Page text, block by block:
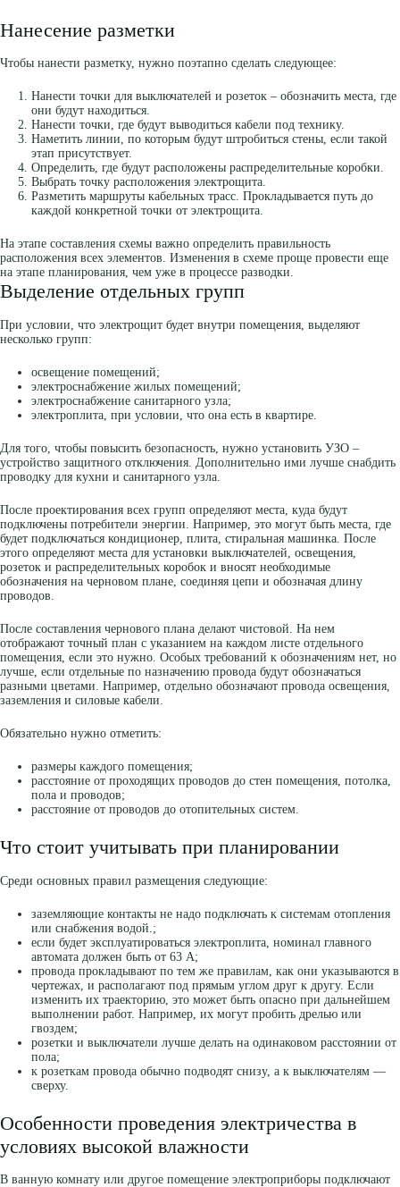
Нанесение разметки
Чтобы нанести разметку, нужно поэтапно сделать следующее:
Нанести точки для выключателей и розеток – обозначить места, где
они будут находиться.
Нанести точки, где будут выводиться кабели под технику.
Наметить линии, по которым будут штробиться стены, если такой
этап присутствует.
Определить, где будут расположены распределительные коробки.
Выбрать точку расположения электрощита.
Разметить маршруты кабельных трасс. Прокладывается путь до
каждой конкретной точки от электрощита.
На этапе составления схемы важно определить правильность
расположения всех элементов. Изменения в схеме проще провести еще
на этапе планирования, чем уже в процессе разводки.
Выделение отдельных групп
При условии, что электрощит будет внутри помещения, выделяют
несколько групп:
освещение помещений;
электроснабжение жилых помещений;
электроснабжение санитарного узла;
электроплита, при условии, что она есть в квартире.
Для того, чтобы повысить безопасность, нужно установить УЗО –
устройство защитного отключения. Дополнительно ими лучше снабдить
проводку для кухни и санитарного узла.
После проектирования всех групп определяют места, куда будут
подключены потребители энергии. Например, это могут быть места, где
будет подключаться кондиционер, плита, стиральная машинка. После
этого определяют места для установки выключателей, освещения,
розеток и распределительных коробок и вносят необходимые
обозначения на черновом плане, соединяя цепи и обозначая длину
проводов.
После составления чернового плана делают чистовой. На нем
отображают точный план с указанием на каждом листе отдельного
помещения, если это нужно. Особых требований к обозначениям нет, но
лучше, если отдельные по назначению провода будут обозначаться
разными цветами. Например, отдельно обозначают провода освещения,
заземления и силовые кабели.
Обязательно нужно отметить:
размеры каждого помещения;
расстояние от проходящих проводов до стен помещения, потолка,
пола и проводов;
расстояние от проводов до отопительных систем.
Что стоит учитывать при планировании
Среди основных правил размещения следующие:
заземляющие контакты не надо подключать к системам отопления
или снабжения водой.;
если будет эксплуатироваться электроплита, номинал главного
автомата должен быть от 63 А;
провода прокладывают по тем же правилам, как они указываются в
чертежах, и располагают под прямым углом друг к другу. Если
изменить их траекторию, это может быть опасно при дальнейшем
выполнении работ. Например, их могут пробить дрелью или
гвоздем;
розетки и выключатели лучше делать на одинаковом расстоянии от
пола;
к розеткам провода обычно подводят снизу, а к выключателям —
сверху.
Особенности проведения электричества в
условиях высокой влажности
В ванную комнату или другое помещение электроприборы подключают